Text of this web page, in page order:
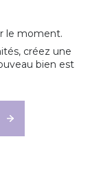
le moment.
créez une
bien est